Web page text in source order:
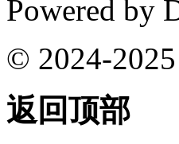
Powered by
© 2024-2025
返回顶部